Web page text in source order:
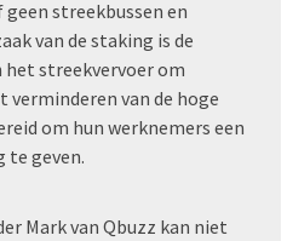
streekbussen en
van de staking is de
het streekvervoer om
van de hoge
om hun werknemers een
geven.
Mark van Qbuzz kan niet